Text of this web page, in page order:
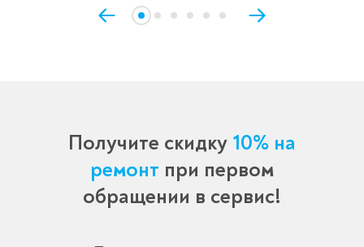
Получите скидку 10% на
ремонт при первом
обращении в сервис!